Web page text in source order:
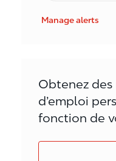
Manage alerts
Obtenez
d’emploi
fonction de